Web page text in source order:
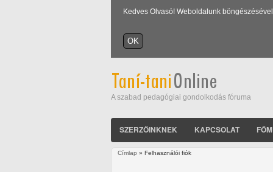
Kedves Olvasó! Weboldalunk
A szabad pedagógiai gondolkodás fóruma
SZERZŐINKNEK KAPCSOLAT
Címlap » Felhasználói fiók